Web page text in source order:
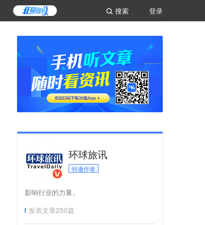
登录
搜索
环球旅讯
特邀作者
影响行业的力量。
发表文章250篇